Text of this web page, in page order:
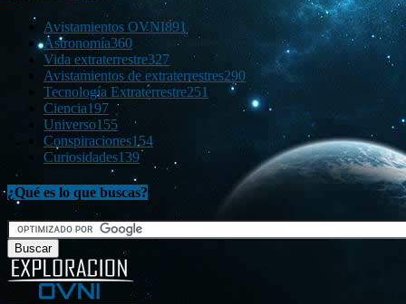
Avistamientos OVNI891
Astronomía360
Vida extraterrestre327
Avistamientos de extraterrestres290
Tecnología Extraterrestre251
Ciencia197
Universo155
Conspiraciones154
Curiosidades139
¿Qué es lo que buscas?